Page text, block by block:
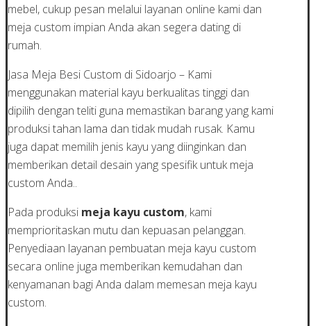
mebel, cukup pesan melalui layanan online kami dan
meja custom impian Anda akan segera dating di
rumah.
Jasa Meja Besi Custom di Sidoarjo – Kami
menggunakan material kayu berkualitas tinggi dan
dipilih dengan teliti guna memastikan barang yang kami
produksi tahan lama dan tidak mudah rusak. Kamu
juga dapat memilih jenis kayu yang diinginkan dan
memberikan detail desain yang spesifik untuk meja
custom Anda..
Pada produksi meja kayu custom, kami
memprioritaskan mutu dan kepuasan pelanggan.
Penyediaan layanan pembuatan meja kayu custom
secara online juga memberikan kemudahan dan
kenyamanan bagi Anda dalam memesan meja kayu
custom.